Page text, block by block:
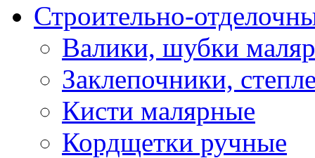
Строительно-
Валики, шубки
Заклепочники,
Кисти малярные
Кордщетки ручные